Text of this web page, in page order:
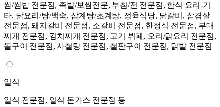
쌈/쌈밥 전문점, 족발/보쌈전문, 부침/전 전문점, 한식 요리-기
타, 닭요리/탕/백숙, 삼계탕/초계탕, 정육식당, 닭갈비, 삼겹살
전문점, 돼지갈비 전문점, 소갈비 전문점, 한정식 전문점, 부대
찌개 전문점, 김치찌개 전문점, 고기 뷔페, 오리/닭요리 전문점,
돌구이 전문점, 사철탕 전문점, 철판구이 전문점, 닭발 전문점
일식
일식 전문점, 일식 돈가스 전문점 등